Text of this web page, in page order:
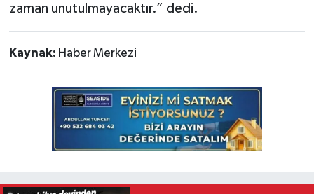
zaman unutulmayacaktır.” dedi.
Kaynak: Haber Merkezi